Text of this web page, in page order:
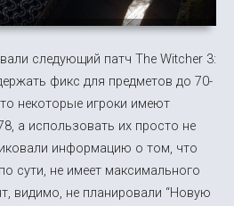
следующий патч The Witcher 3:
фикс для предметов до 70-
некоторые игроки имеют
а использовать их просто не
информацию о том, что
сути, не имеет максимального
видимо, не планировали “Новую